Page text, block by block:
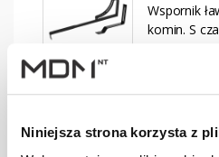
Niniejsza strona korzysta z
Wspornik
komin. S
komin. S
czerwony